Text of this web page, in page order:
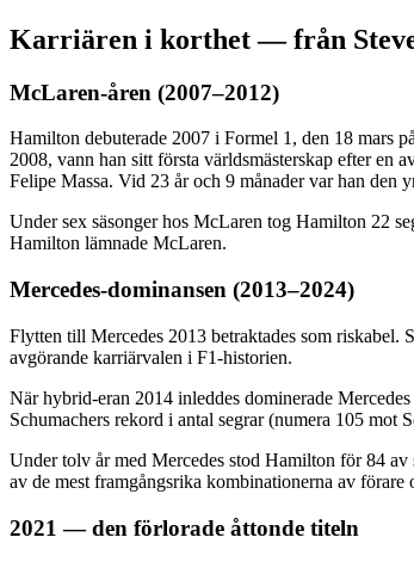
Karriären i korthet — från
McLaren-åren (2007–2012)
Hamilton debuterade 2007 i Formel 1, den 18 mars
2008, vann han sitt första världsmästerskap efter en
Felipe Massa. Vid 23 år och 9 månader var han den
Under sex säsonger hos McLaren tog Hamilton 22
Hamilton lämnade McLaren.
Mercedes-dominansen (2013–2024)
Flytten till Mercedes 2013 betraktades som riskabel.
avgörande karriärvalen i F1-historien.
När hybrid-eran 2014 inleddes dominerade
Schumachers rekord i antal segrar (numera 105 mot
Under tolv år med Mercedes stod Hamilton för 84 av
av de mest framgångsrika kombinationerna av förare
2021 — den förlorade åttonde titeln